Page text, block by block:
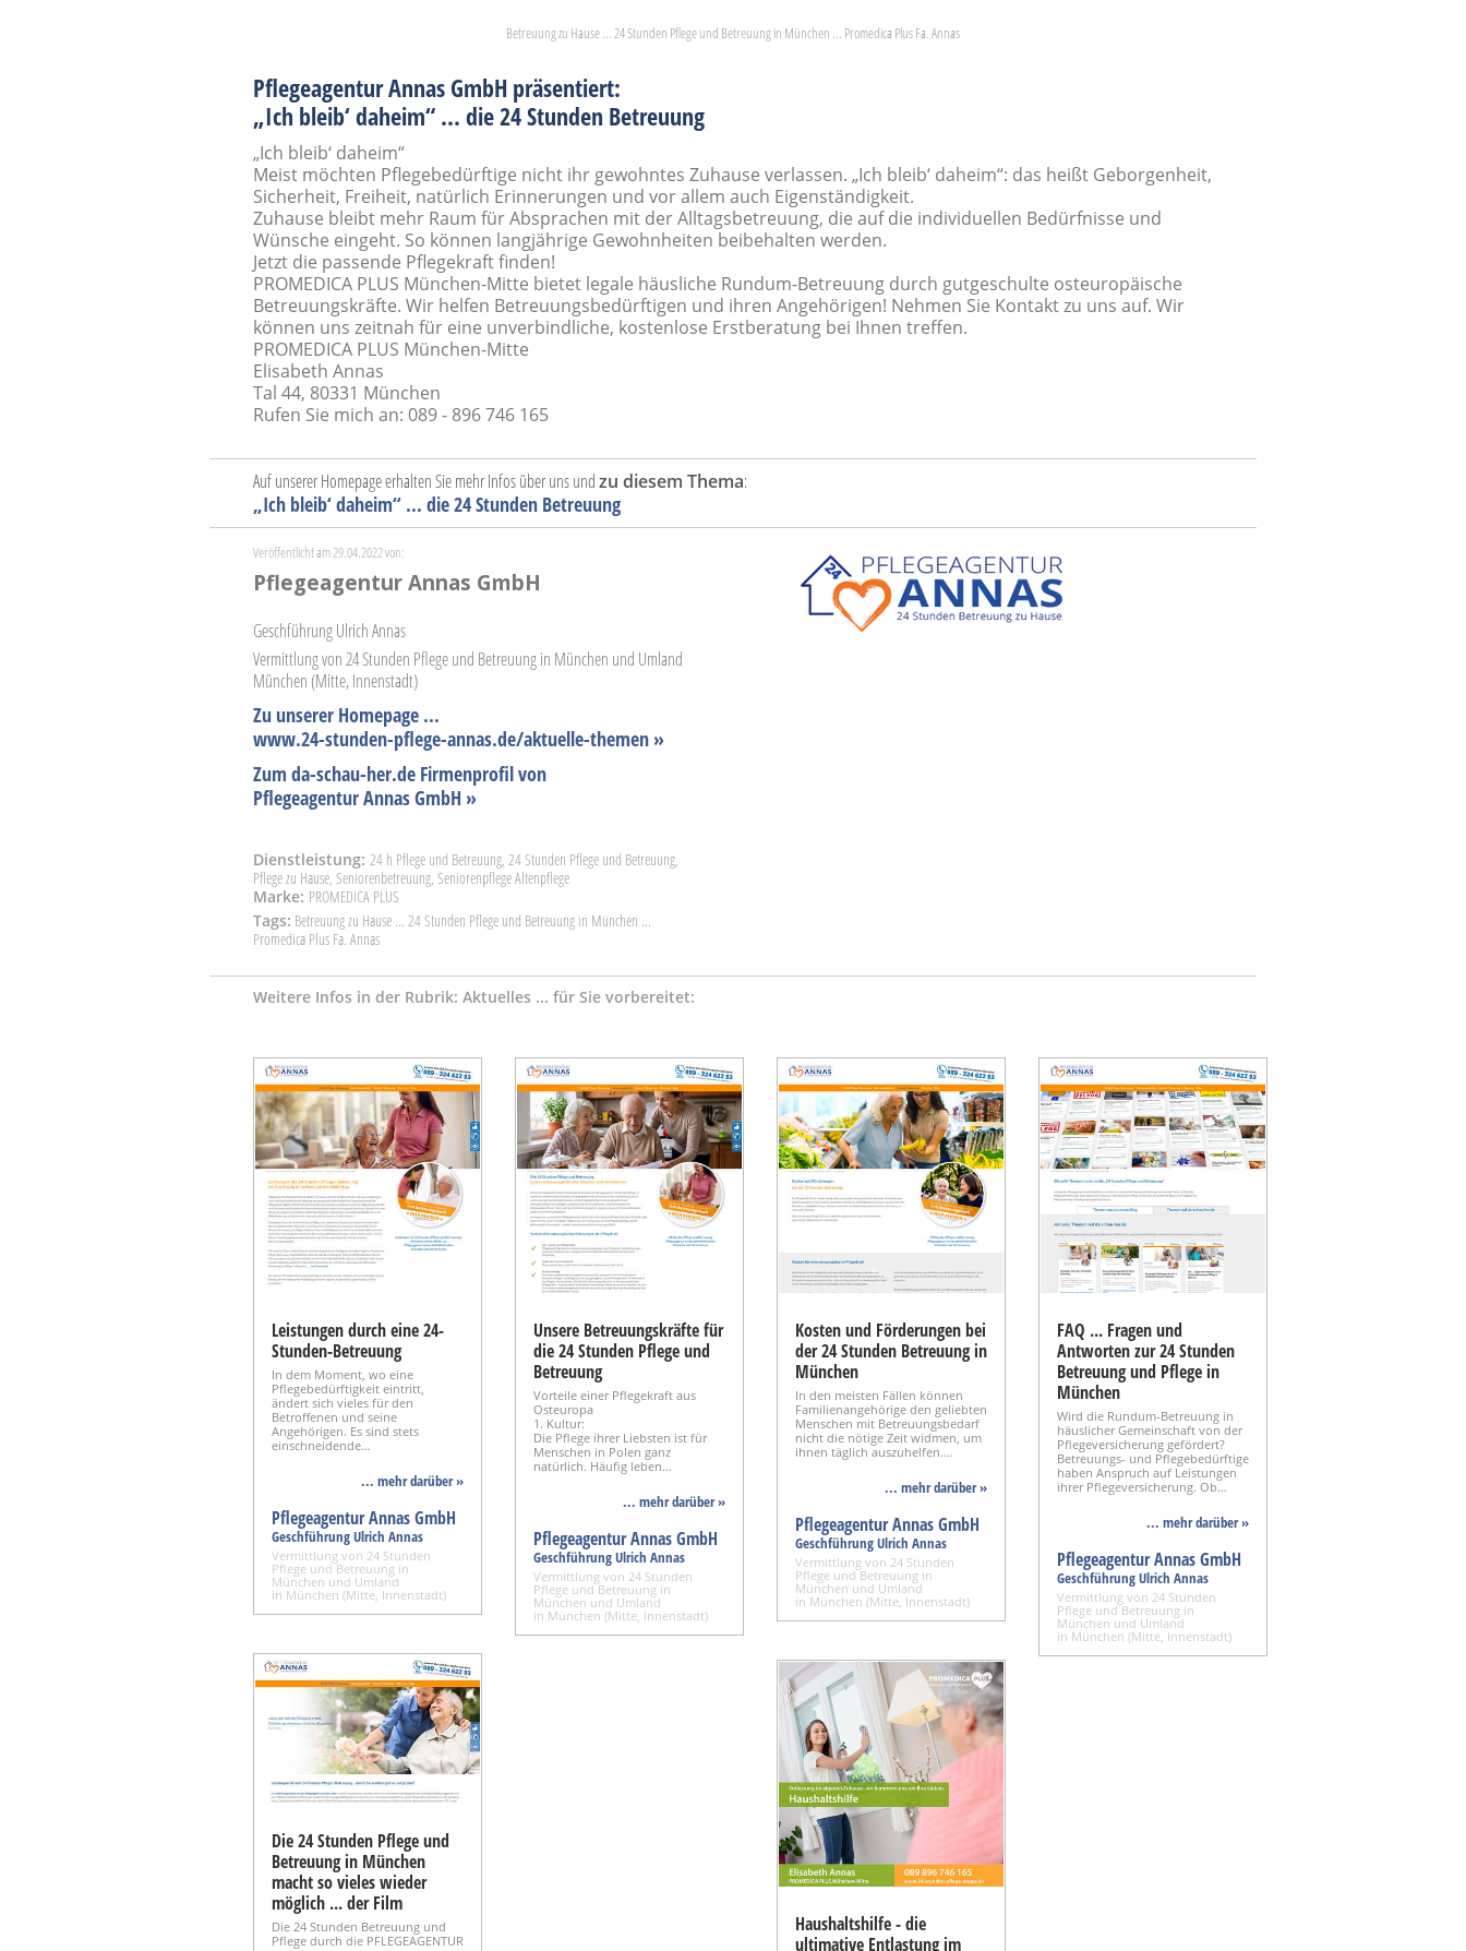
Betreuung zu Hause ... 24 Stunden Pflege und Betreuung in München ... Promedica Plus Fa. Annas
Pflegeagentur Annas GmbH präsentiert:
„Ich bleib‘ daheim“ ... die 24 Stunden Betreuung
„Ich bleib‘ daheim“
Meist möchten Pflegebedürftige nicht ihr gewohntes Zuhause verlassen. „Ich bleib‘ daheim“: das heißt Geborgenheit,
Sicherheit, Freiheit, natürlich Erinnerungen und vor allem auch Eigenständigkeit.
Zuhause bleibt mehr Raum für Absprachen mit der Alltagsbetreuung, die auf die individuellen Bedürfnisse und
Wünsche eingeht. So können langjährige Gewohnheiten beibehalten werden.
Jetzt die passende Pflegekraft finden!
PROMEDICA PLUS München-Mitte bietet legale häusliche Rundum-Betreuung durch gutgeschulte osteuropäische
Betreuungskräfte. Wir helfen Betreuungsbedürftigen und ihren Angehörigen! Nehmen Sie Kontakt zu uns auf. Wir
können uns zeitnah für eine unverbindliche, kostenlose Erstberatung bei Ihnen treffen.
PROMEDICA PLUS München-Mitte
Elisabeth Annas
Tal 44, 80331 München
Rufen Sie mich an: 089 - 896 746 165
Auf unserer Homepage erhalten Sie mehr Infos über uns undzu diesem Thema:
„Ich bleib‘ daheim“ ... die 24 Stunden Betreuung
Veröffentlicht am 29.04.2022 von:
Pflegeagentur Annas GmbH
Geschführung Ulrich Annas
Vermittlung von 24 Stunden Pflege und Betreuung in München und Umland
München (Mitte, Innenstadt)
Zu unserer Homepage ...
www.24-stunden-pflege-annas.de/aktuelle-themen »
Zum da-schau-her.de Firmenprofil von
Pflegeagentur Annas GmbH »
Dienstleistung: 24 h Pflege und Betreuung, 24 Stunden Pflege und Betreuung,
Pflege zu Hause, Seniorenbetreuung, Seniorenpflege Altenpflege
Marke: PROMEDICA PLUS
Tags: Betreuung zu Hause ... 24 Stunden Pflege und Betreuung in München ...
Promedica Plus Fa. Annas
Weitere Infos in der Rubrik: Aktuelles ... für Sie vorbereitet:
Leistungen durch eine 24-
Stunden-Betreuung
In dem Moment, wo eine
Pflegebedürftigkeit eintritt,
ändert sich vieles für den
Betroffenen und seine
Angehörigen. Es sind stets
einschneidende…
... mehr darüber »
Pflegeagentur Annas GmbH
Geschführung Ulrich Annas
Vermittlung von 24 Stunden
Pflege und Betreuung in
München und Umland
in München (Mitte, Innenstadt)
Unsere Betreuungskräfte für
die 24 Stunden Pflege und
Betreuung
Vorteile einer Pflegekraft aus
Osteuropa
1. Kultur:
Die Pflege ihrer Liebsten ist für
Menschen in Polen ganz
natürlich. Häufig leben…
... mehr darüber »
Pflegeagentur Annas GmbH
Geschführung Ulrich Annas
Vermittlung von 24 Stunden
Pflege und Betreuung in
München und Umland
in München (Mitte, Innenstadt)
Kosten und Förderungen bei
der 24 Stunden Betreuung in
München
In den meisten Fällen können
Familienangehörige den geliebten
Menschen mit Betreuungsbedarf
nicht die nötige Zeit widmen, um
ihnen täglich auszuhelfen.…
... mehr darüber »
Pflegeagentur Annas GmbH
Geschführung Ulrich Annas
Vermittlung von 24 Stunden
Pflege und Betreuung in
München und Umland
in München (Mitte, Innenstadt)
FAQ ... Fragen und
Antworten zur 24 Stunden
Betreuung und Pflege in
München
Wird die Rundum-Betreuung in
häuslicher Gemeinschaft von der
Pflegeversicherung gefördert?
Betreuungs- und Pflegebedürftige
haben Anspruch auf Leistungen
ihrer Pflegeversicherung. Ob…
... mehr darüber »
Pflegeagentur Annas GmbH
Geschführung Ulrich Annas
Vermittlung von 24 Stunden
Pflege und Betreuung in
München und Umland
in München (Mitte, Innenstadt)
Die 24 Stunden Pflege und
Betreuung in München
macht so vieles wieder
möglich ... der Film
Die 24 Stunden Betreuung und
Pflege durch die PFLEGEAGENTUR
Haushaltshilfe - die
ultimative Entlastung im